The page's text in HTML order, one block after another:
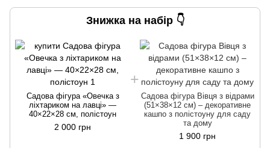
Знижка на набір 👇
Садова фігура «Овечка з
ліхтариком на лавці» —
40×22×28 см, полістоун
2 000 грн
Садова фігура Вівця з відрами
(51×38×12 см) – декоративне
кашпо з полістоуну для саду
та дому
1 900 грн